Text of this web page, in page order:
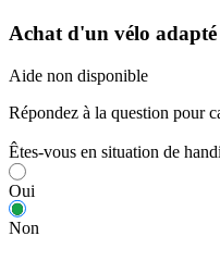
Achat d'un vélo
Aide non disponible
Répondez à la question pour
Êtes-vous en situation de
Oui
Non